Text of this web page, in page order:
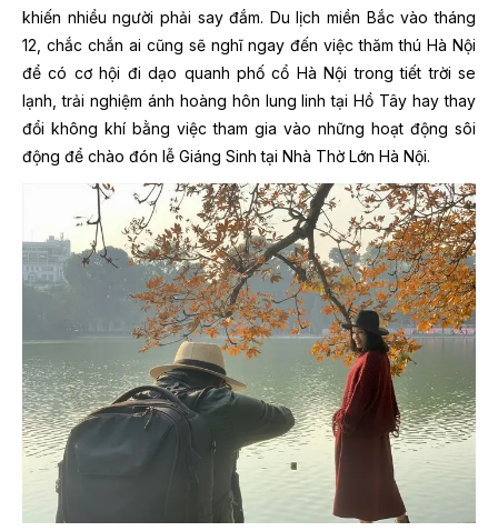
khiến nhiều người phải say đắm. Du lịch miền Bắc vào tháng
12, chắc chắn ai cũng sẽ nghĩ ngay đến việc thăm thú Hà Nội
để có cơ hội đi dạo quanh phố cổ Hà Nội trong tiết trời se
lạnh, trải nghiệm ánh hoàng hôn lung linh tại Hồ Tây hay thay
đổi không khí bằng việc tham gia vào những hoạt động sôi
động để chào đón lễ Giáng Sinh tại Nhà Thờ Lớn Hà Nội.